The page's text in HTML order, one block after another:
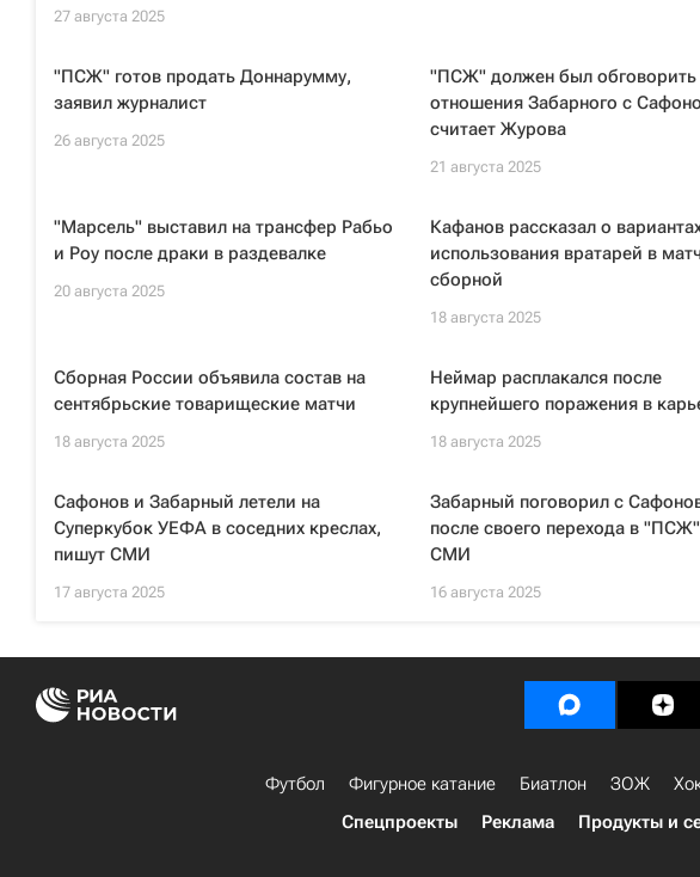
27 августа 2025
"ПСЖ" готов продать Доннарумму,
заявил журналист
26 августа 2025
"ПСЖ" должен был обговорить
отношения Забарного с
считает Журова
21 августа 2025
"Марсель" выставил на трансфер Рабьо
и Роу после драки в раздевалке
20 августа 2025
Кафанов рассказал о
использования вратарей в
сборной
18 августа 2025
Сборная России объявила состав на
сентябрьские товарищеские матчи
18 августа 2025
Неймар расплакался после
крупнейшего поражения в
18 августа 2025
Сафонов и Забарный летели на
Суперкубок УЕФА в соседних креслах,
пишут СМИ
17 августа 2025
Забарный поговорил с
после своего перехода в
СМИ
16 августа 2025
Футбол Фигурное катание Биатлон ЗОЖ
Спецпроекты
Реклама Продукты и